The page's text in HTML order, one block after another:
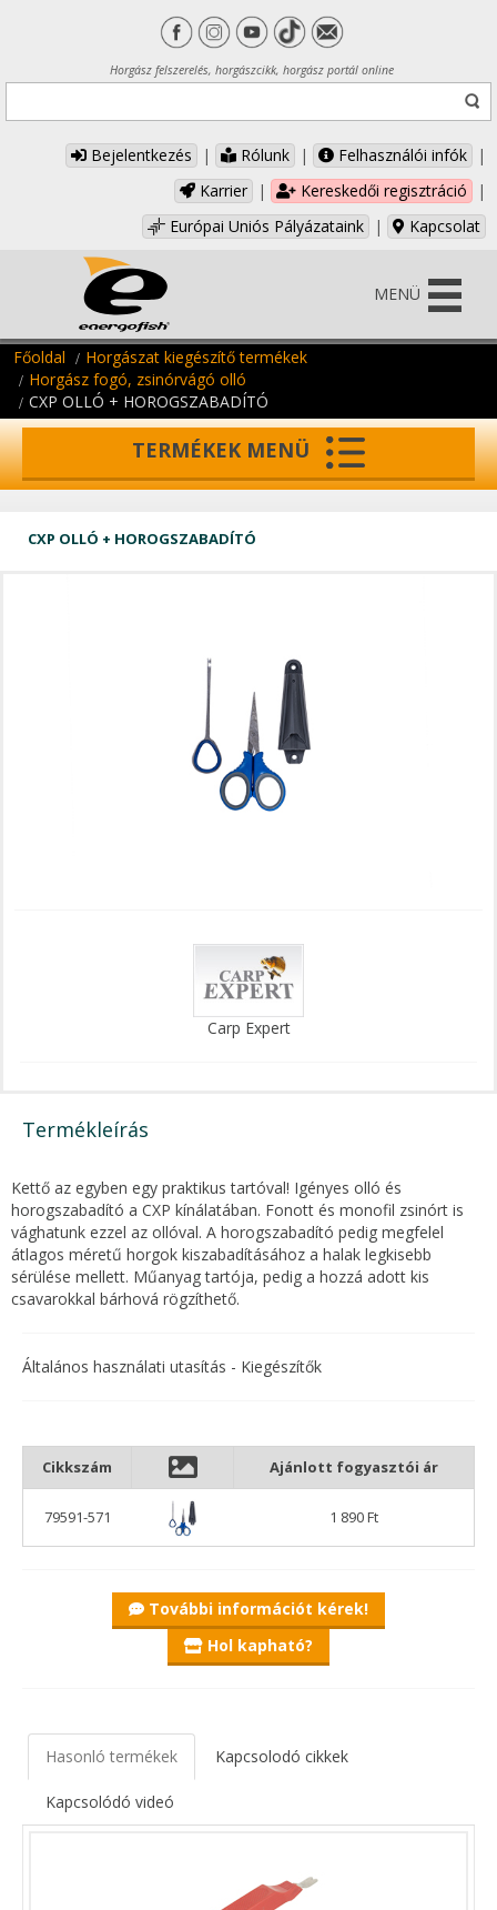
Horgász felszerelés, horgászcikk, horgász portál online
Bejelentkezés | Rólunk | Felhasználói infók
|
Karrier
| Kereskedői regisztráció
|
Európai Uniós Pályázataink
| Kapcsolat
MENÜ
Főoldal
Horgászat kiegészítő termékek
Horgász fogó, zsinórvágó olló
CXP OLLÓ + HOROGSZABADÍTÓ
TERMÉKEK MENÜ
CXP OLLÓ + HOROGSZABADÍTÓ
Carp Expert
Termékleírás
Kettő az egyben egy praktikus tartóval! Igényes olló és
horogszabadító a CXP kínálatában. Fonott és monofil zsinórt is
vághatunk ezzel az ollóval. A horogszabadító pedig megfelel
átlagos méretű horgok kiszabadításához a halak legkisebb
sérülése mellett. Műanyag tartója, pedig a hozzá adott kis
csavarokkal bárhová rögzíthető.
Általános használati utasítás - Kiegészítők
Cikkszám Ajánlott fogyasztói ár
79591-571 1 890 Ft
További információt kérek!
Hol kapható?
Hasonló termékek Kapcsolodó cikkek
Kapcsolódó videó